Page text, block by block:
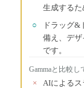
生成するた
○
ドラッグ&
備え、デ
です。
Gammaと比較し
×
AIによるス